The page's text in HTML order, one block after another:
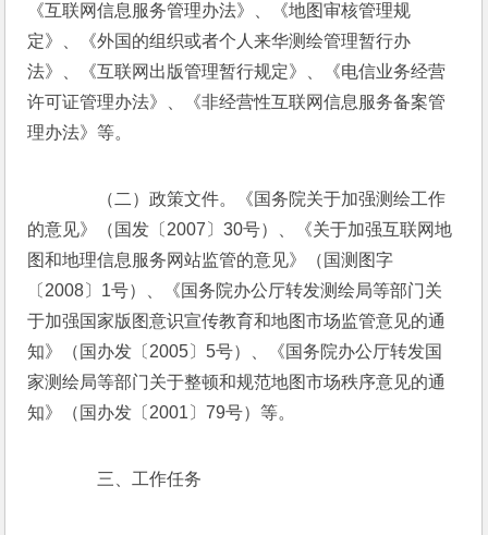
《互联网信息服务管理办法》、《地图审核管理规
定》、《外国的组织或者个人来华测绘管理暂行办
法》、《互联网出版管理暂行规定》、《电信业务经营
许可证管理办法》、《非经营性互联网信息服务备案管
理办法》等。
（二）政策文件。《国务院关于加强测绘工作
的意见》（国发〔2007〕30号）、《关于加强互联网地
图和地理信息服务网站监管的意见》（国测图字
〔2008〕1号）、《国务院办公厅转发测绘局等部门关
于加强国家版图意识宣传教育和地图市场监管意见的通
知》（国办发〔2005〕5号）、《国务院办公厅转发国
家测绘局等部门关于整顿和规范地图市场秩序意见的通
知》（国办发〔2001〕79号）等。
三、工作任务